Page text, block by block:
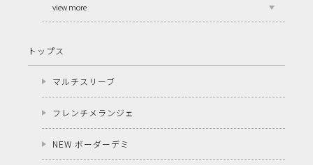
view more
トップス
マルチスリーブ
フレンチメランジェ
NEW ボーダーデミ